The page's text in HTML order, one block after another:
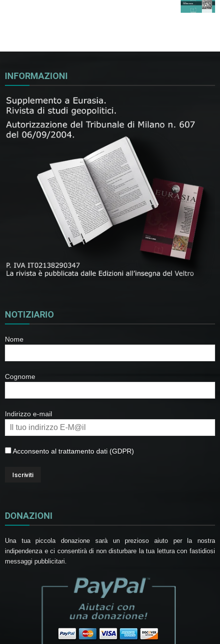
INFORMAZIONI
NOTIZIARIO
Nome
Cognome
Indirizzo e-mail
Acconsento al trattamento dati (GDPR)
DONAZIONI
Una tua piccola donazione sarà un prezioso aiuto per la nostra
indipendenza e ci consentirà di non disturbare la tua lettura con fastidiosi
messaggi pubblicitari.